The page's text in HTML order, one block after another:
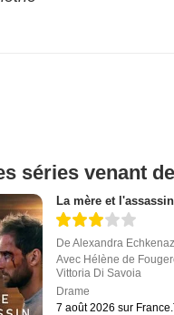
séries venant
La mère et l'assassin
DeAlexandra
Avec Hélène de
Vittoria Di Savoia
Drame
7 août 2026 sur